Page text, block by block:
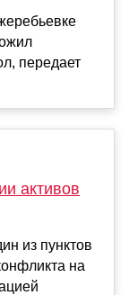
передает
активов
из пунктов
на